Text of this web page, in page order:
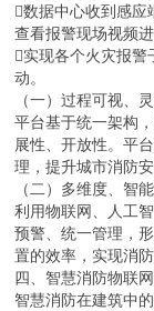
数据中心收到感应
查看报警现场视频进
实现各个火灾报警
动。
（一）过程可视、
平台基于统一架构
展性、开放性。平
理，提升城市消防安
（二）多维度、智
利用物联网、人工
预警、统一管理，
置的效率，实现消
四、智慧消防物联
智慧消防在建筑中